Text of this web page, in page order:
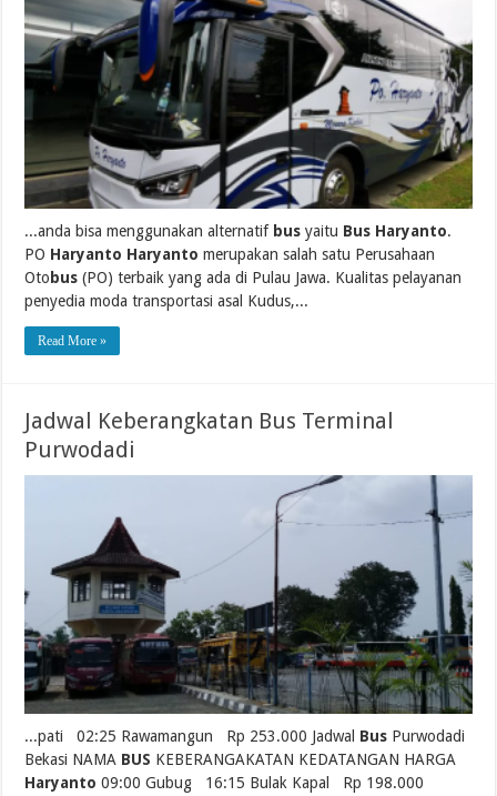
...anda bisa menggunakan alternatif bus yaitu Bus Haryanto.
PO Haryanto Haryanto merupakan salah satu Perusahaan
Otobus (PO) terbaik yang ada di Pulau Jawa. Kualitas pelayanan
penyedia moda transportasi asal Kudus,...
Read More »
Jadwal Keberangkatan Bus Terminal
Purwodadi
...pati 02:25 Rawamangun Rp 253.000 Jadwal Bus Purwodadi
Bekasi NAMA BUS KEBERANGAKATAN KEDATANGAN HARGA
Haryanto 09:00 Gubug 16:15 Bulak Kapal Rp 198.000